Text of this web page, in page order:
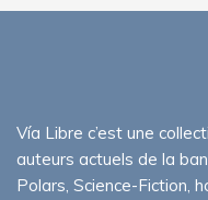
Vía Libre c’est une
auteurs actuels de la
Polars, Science-Fiction,